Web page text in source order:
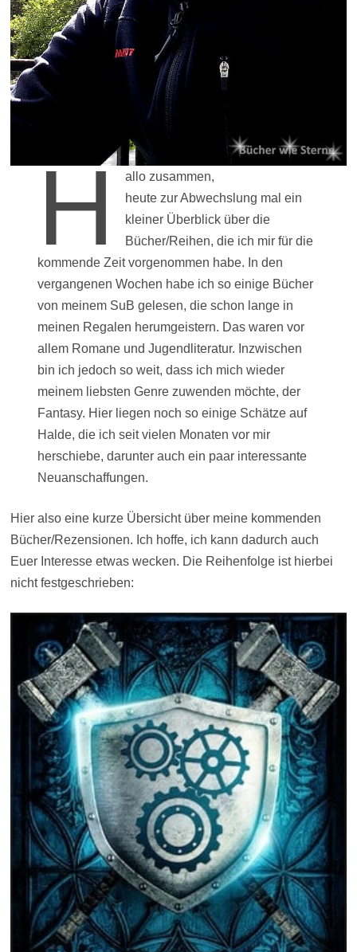
H
allo zusammen,
heute zur Abwechslung mal ein
kleiner Überblick über die
Bücher/Reihen, die ich mir für die
kommende Zeit vorgenommen habe. In den
vergangenen Wochen habe ich so einige Bücher
von meinem SuB gelesen, die schon lange in
meinen Regalen herumgeistern. Das waren vor
allem Romane und Jugendliteratur. Inzwischen
bin ich jedoch so weit, dass ich mich wieder
meinem liebsten Genre zuwenden möchte, der
Fantasy. Hier liegen noch so einige Schätze auf
Halde, die ich seit vielen Monaten vor mir
herschiebe, darunter auch ein paar interessante
Neuanschaffungen.
Hier also eine kurze Übersicht über meine kommenden
Bücher/Rezensionen. Ich hoffe, ich kann dadurch auch
Euer Interesse etwas wecken. Die Reihenfolge ist hierbei
nicht festgeschrieben: